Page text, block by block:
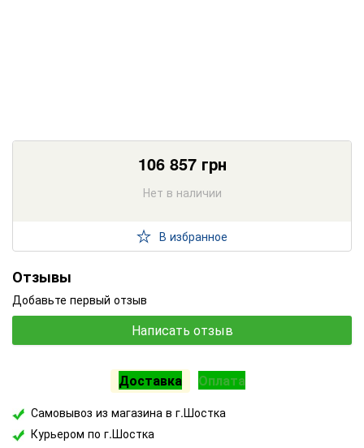
106 857грн
Нет в наличии
В избранное
Отзывы
Добавьте первый отзыв
Написать отзыв
Доставка Оплата
Самовывоз из магазина в г.Шостка
Курьером по г.Шостка